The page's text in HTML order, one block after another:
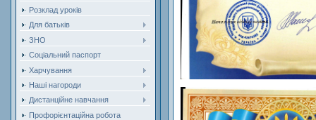
Розклад уроків
Для батьків
ЗНО
Соціальний паспорт
Харчування
Наші нагороди
Дистанційне навчання
Профорієнтаційна робота